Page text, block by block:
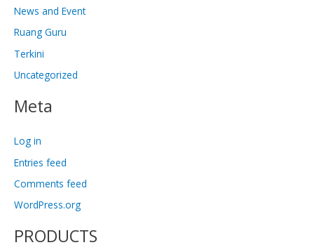
News and Event
Ruang Guru
Terkini
Uncategorized
Meta
Log in
Entries feed
Comments feed
WordPress.org
PRODUCTS